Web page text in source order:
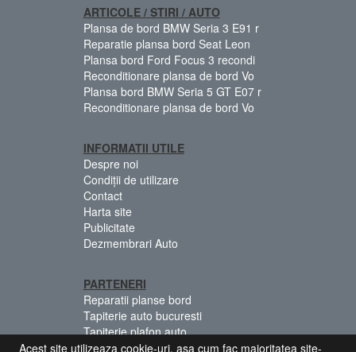
ARTICOLE / STIRI / AUTO
Plansa de bord BMW Seria 3 E91 r
Reparatie plansa bord Seat Leon
Plansa bord Ford Focus 3 recondi
Reconditionare plansa de bord Vo
Plansa bord BMW Seria 5 GT E07 r
Reconditionare plansa de bord Vo
INFORMATII UTILE
Despre noi
Condiții de utilizare
Contact
Harta site
Publicitate
Dezmembrari Auto
PARTENERI
Reparatii planse bord
Tapiterie auto bucuresti
Tapiterie plafon auto
Centuri siguranta colorate
Acest site utilizeaza cookie-uri, asa cum fac majoritatea site-